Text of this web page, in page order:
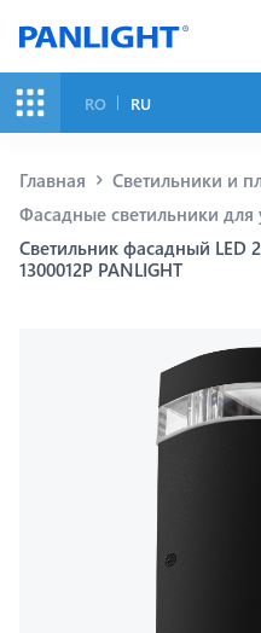
RO RU
Главная
Светильники и
Фасадные светильники
Светильник фасадный LED
1300012P PANLIGHT